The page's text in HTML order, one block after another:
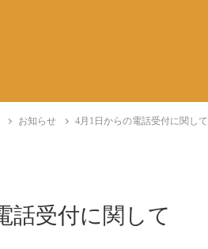
お知らせ 4月1日からの電話受付に関して
話受付に関して